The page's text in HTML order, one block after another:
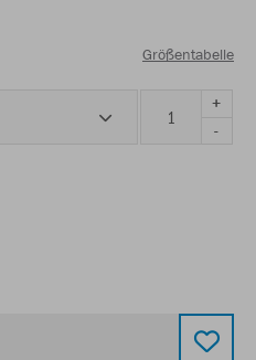
Größentabelle
+
-